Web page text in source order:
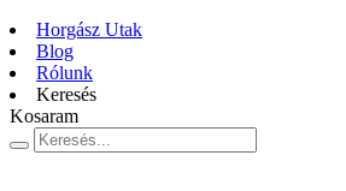
Horgász Utak
Blog
Rólunk
Keresés
Kosaram